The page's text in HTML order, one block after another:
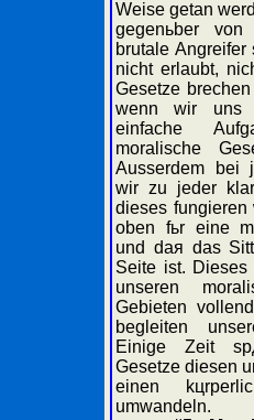
Weise getan
gegenьber
brutale
nicht erlaubt,
Gesetze
wenn wir uns
einfache
moralische
Ausserdem bei
wir zu jeder
dieses
oben fьr eine
und daя das
Seite ist.
unseren
Gebieten
begleiten
Einige Zeit
Gesetze diesen
einen
umwandeln.